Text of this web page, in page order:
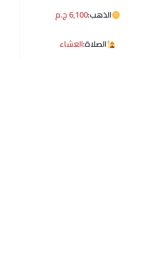
الذهب:6,100 ج.م
الصلاة:العشاء